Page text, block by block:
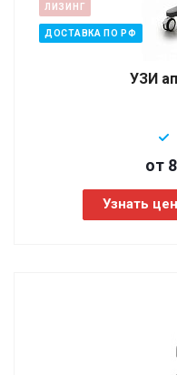
ЛИЗИНГ
ДОСТАВКА ПО РФ
УЗИ
от
Узнать